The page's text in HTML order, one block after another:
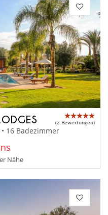
(2 Bewertungen)
16 Badezimmer
Nähe